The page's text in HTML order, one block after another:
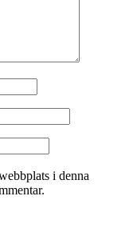
i denna